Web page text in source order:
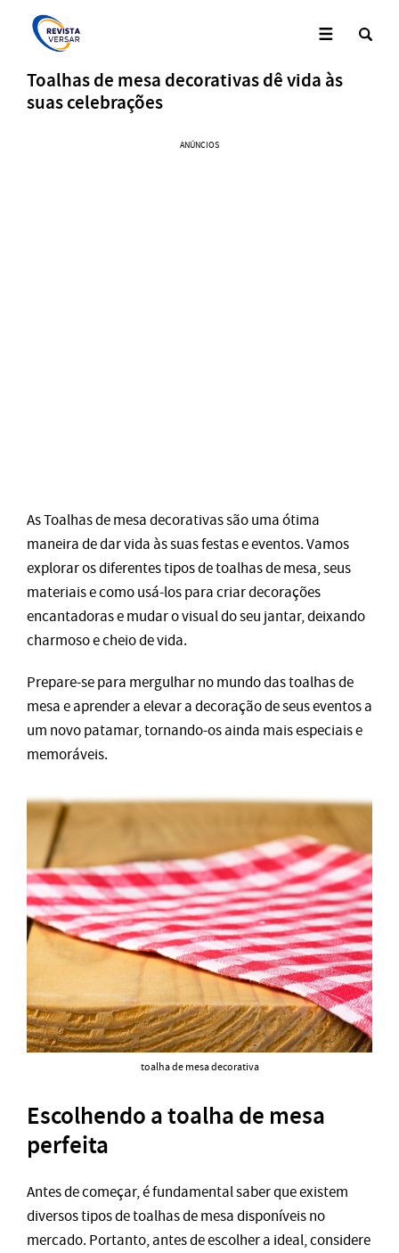
Toalhas de mesa decorativas dê vida às
suas celebrações
ANÚNCIOS
As Toalhas de mesa decorativas são uma ótima
maneira de dar vida às suas festas e eventos. Vamos
explorar os diferentes tipos de toalhas de mesa, seus
materiais e como usá-los para criar decorações
encantadoras e mudar o visual do seu jantar, deixando
charmoso e cheio de vida.
Prepare-se para mergulhar no mundo das toalhas de
mesa e aprender a elevar a decoração de seus eventos a
um novo patamar, tornando-os ainda mais especiais e
memoráveis.
toalha de mesa decorativa
Escolhendo a toalha de mesa
perfeita
Antes de começar, é fundamental saber que existem
diversos tipos de toalhas de mesa disponíveis no
mercado. Portanto, antes de escolher a ideal, considere